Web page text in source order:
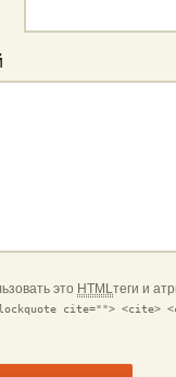
это HTMLтеги и
cite=""> <cite>